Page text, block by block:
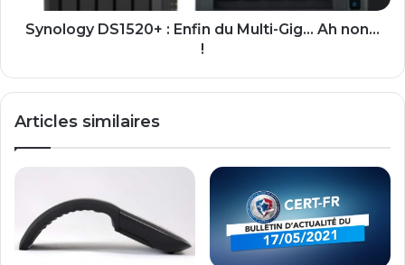
non...
Synology DS1520+ : Enfin du Multi-Gig... Ah non...
!
Articles similaires